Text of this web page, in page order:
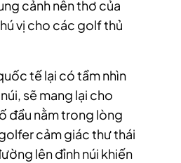
cảnh nên thơ của
vị cho các golf thủ
tế lại có tầm nhìn
sẽ mang lại cho
đầu nằm trong lòng
cảm giác thư thái
lên đỉnh núi khiến